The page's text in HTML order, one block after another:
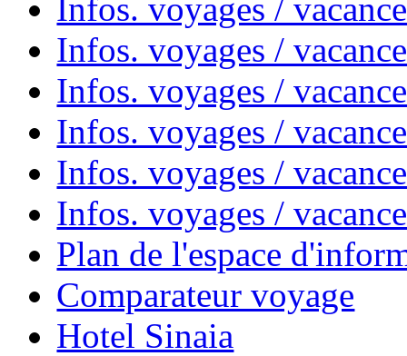
Infos. voyages /
Infos. voyages /
Infos. voyages /
Infos. voyages /
Infos. voyages /
Infos. voyages /
Plan de l'espace
Comparateur voyage
Hotel Sinaia